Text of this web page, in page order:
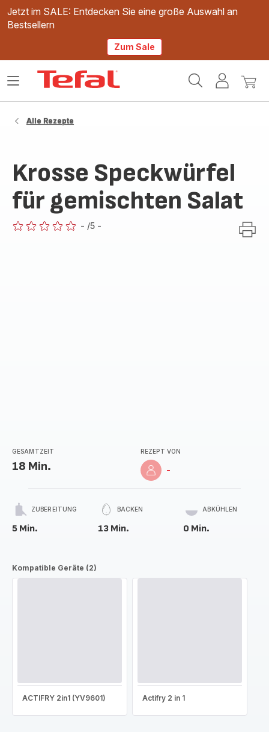
Jetzt im SALE: Entdecken Sie eine große Auswahl an
Bestsellern
Zum Sale
Mein
Mein
Das
Alle Rezepte
Krosse Speckwürfel
für gemischten Salat
- /5 -
GESAMTZEIT
18 Min.
REZEPT VON
-
ZUBEREITUNG
5 Min.
BACKEN
13 Min.
ABKÜHLEN
0 Min.
Kompatible Geräte (2)
ACTIFRY 2in1 (YV9601) Actifry 2 in 1